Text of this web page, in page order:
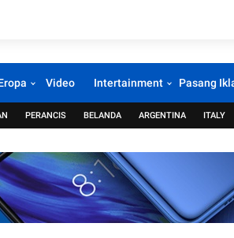
Video Intertainment Pasang
PERANCIS BELANDA ARGENTINA ITALY